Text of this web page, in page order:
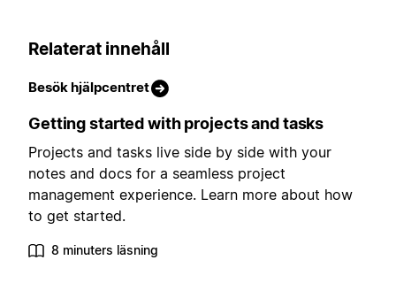
Relaterat innehåll
Besök hjälpcentret
Getting started with projects and tasks
Projects and tasks live side by side with your
notes and docs for a seamless project
management experience. Learn more about how
to get started.
8 minuters läsning